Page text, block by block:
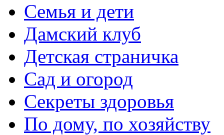
Семья и дети
Дамский клуб
Детская страничка
Сад и огород
Секреты здоровья
По дому, по хозяйству